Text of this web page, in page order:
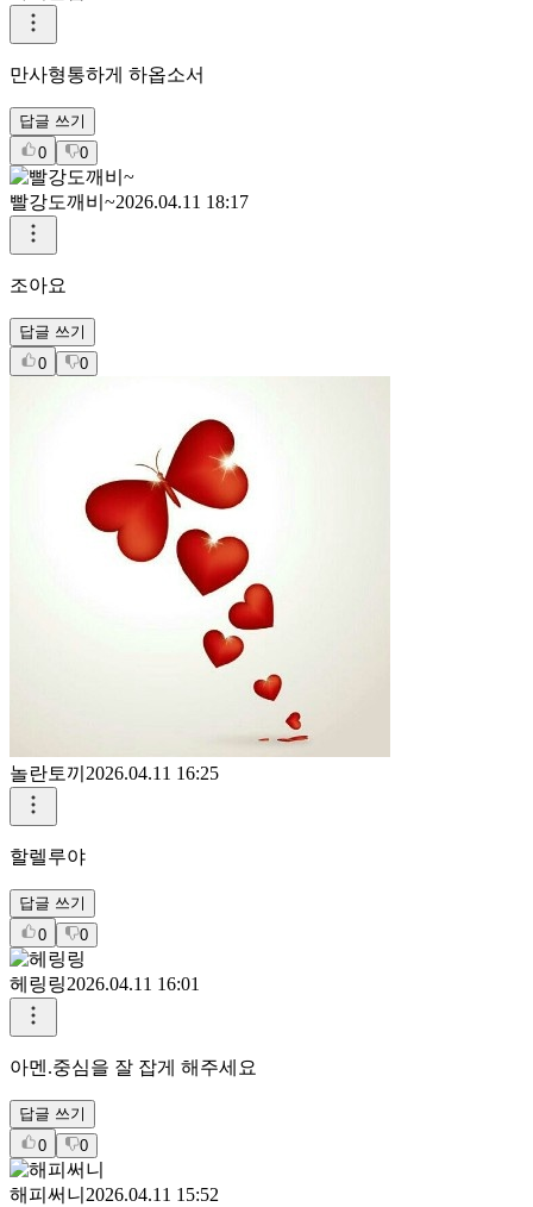
아지훈맘2026.04.11 19:23
만사형통하게 하옵소서
0
2026.04.11 18:17
놀란토끼2026.04.11 16:25